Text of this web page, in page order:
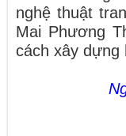
nghệ thuật
Mai Phương
cách xây dựng